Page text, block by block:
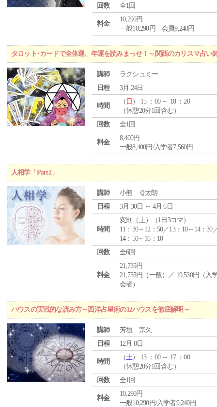
回数 全1回
料金
10,290円
一般10,290円 会員9,240円
タロット･カードで全体運、年運を読みまっせ！～関西のカリスマ占い
講師
ラクシュミー
日程
3月 24日
時間
（ 日 ） 15 ：00 ～ 18 ：20
（休憩20分1回含む）
回数
全1回
料金
8,400円
一般8,400円/入学者7,560円
人相学「Part2」
講師
小熊 Ｑ太朗
日程
3月 30日 ～ 4月 6日
時間
変則（土）（1日3コマ）
11：30～12：50／13：10～14：30
14：50～16：10
回数
全6回
料金
21,735円
21,735円（一般）／ 19,530円（入
会者）
ハウスの実戦的な読み方～西洋占星術の12ハウスを徹底解明～
講師
芳垣 宗久
日程
12月 8日
時間
（土） 13 ：00 ～ 17 ：00
（休憩20分1回含む）
回数
全1回
料金
10,290円
一般10,290円/入学者9,240円